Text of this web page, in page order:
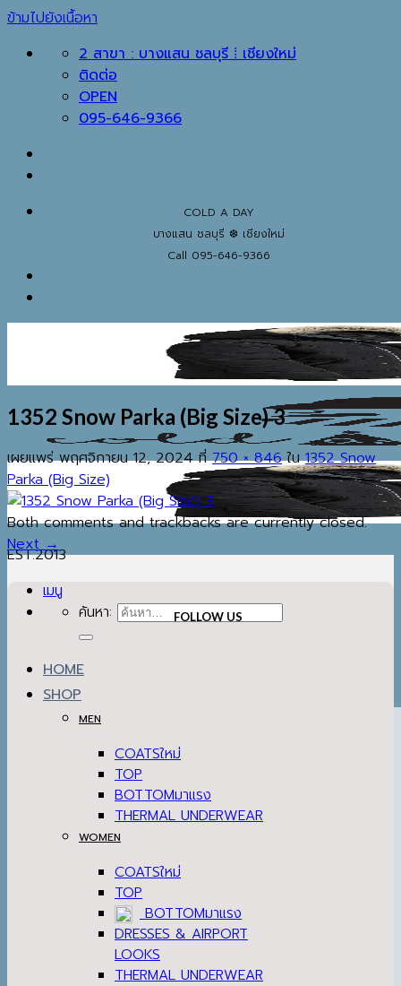
ข้ามไปยังเนื้อหา
2 สาขา : บางแสน ชลบุรี ⁞ เชียงใหม่
ติดต่อ
OPEN
095-646-9366
COLD A DAY
บางแสน ชลบุรี ❆ เชียงใหม่
Call 095-646-9366
EST.2013
เมนู
ค้นหา:
HOME
SHOP
MEN
COATS
TOP
BOTTOM
THERMAL UNDERWEAR
WOMEN
COATS
TOP
BOTTOM
DRESSES & AIRPORT
LOOKS
THERMAL UNDERWEAR
1352 Snow Parka (Big Size) 3
เผยแพร่พฤศจิกายน 12, 2024ที่750 × 846ใน1352 Snow
Parka (Big Size)
Both comments and trackbacks are currently closed.
Next→
FOLLOW US